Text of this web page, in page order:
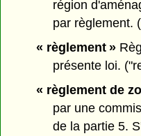
région
par règlement.
« règlement »
présente loi.
« règlement de
par une
de la partie 5.